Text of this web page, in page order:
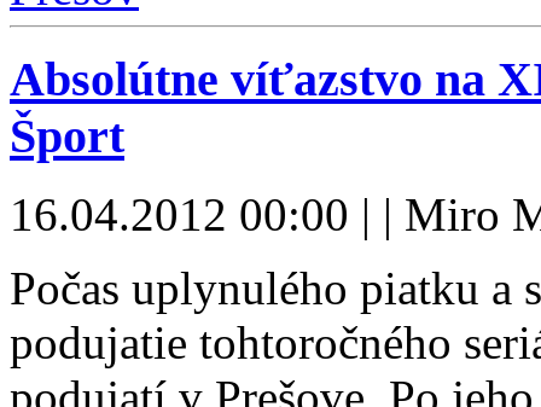
Absolútne víťazstvo na
Šport
16.04.2012 00:00 | | Miro
Počas uplynulého piatku a
podujatie tohtoročného
podujatí v Prešove. Po